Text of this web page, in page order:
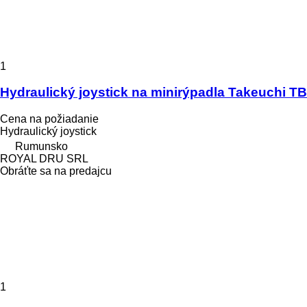
1
Hydraulický joystick na minirýpadla Takeuchi
Cena na požiadanie
Hydraulický joystick
Rumunsko
ROYAL DRU SRL
Obráťte sa na predajcu
1